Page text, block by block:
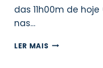
das 11h00m de
nas…
LER MAIS INTERRUPÇÃO